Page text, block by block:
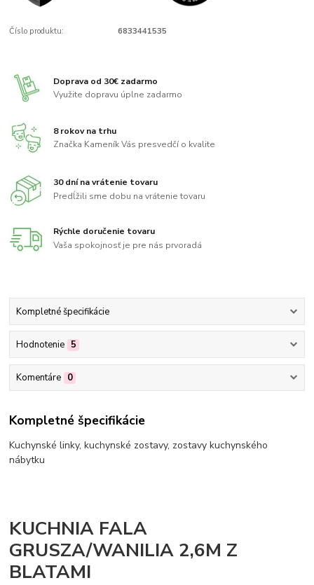
Číslo produktu: 6833441535
Doprava od 30€ zadarmo
Využite dopravu úplne zadarmo
8 rokov na trhu
Značka Kameník Vás presvedčí o kvalite
30 dní na vrátenie tovaru
Predĺžili sme dobu na vrátenie tovaru
Rýchle doručenie tovaru
Vaša spokojnosť je pre nás prvoradá
Kompletné špecifikácie
Hodnotenie 5
Komentáre 0
Kompletné špecifikácie
Kuchynské linky, kuchynské zostavy, zostavy kuchynského
nábytku
KUCHNIA FALA
GRUSZA/WANILIA 2,6M Z
BLATAMI